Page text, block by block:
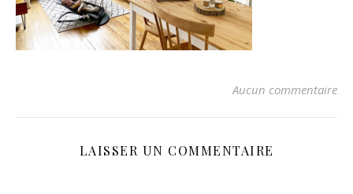
Aucun commentaire
LAISSER UN COMMENTAIRE